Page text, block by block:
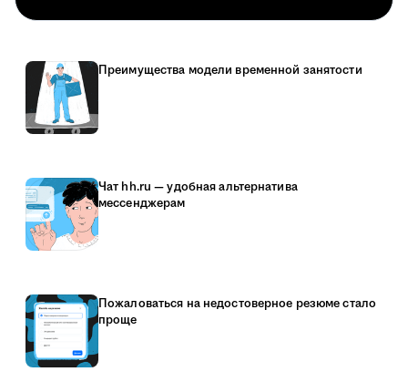
Преимущества модели временной занятости
Чат hh.ru — удобная альтернатива
мессенджерам
Пожаловаться на недостоверное резюме стало
проще